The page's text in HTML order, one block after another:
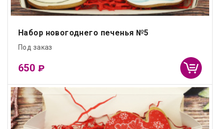
Набор новогоднего печенья №5
Под заказ
650 ₽